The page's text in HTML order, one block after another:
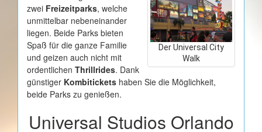
Der Universal City
Walk
zwei Freizeitparks, welche
unmittelbar nebeneinander
liegen. Beide Parks bieten
Spaß für die ganze Familie
und geizen auch nicht mit
ordentlichen Thrillrides. Dank
günstiger Kombitickets haben Sie die Möglichkeit,
beide Parks zu genießen.
Universal Studios Orlando